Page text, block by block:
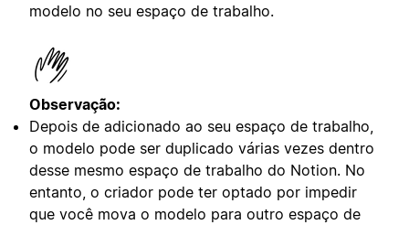
modelo no seu espaço de trabalho.
Observação:
Depois de adicionado ao seu espaço de trabalho,
o modelo pode ser duplicado várias vezes dentro
desse mesmo espaço de trabalho do Notion. No
entanto, o criador pode ter optado por impedir
que você mova o modelo para outro espaço de